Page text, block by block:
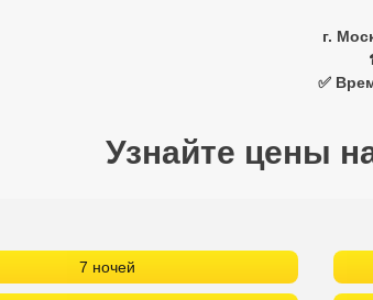
г.
✅
Узнайте цены
7 ночей